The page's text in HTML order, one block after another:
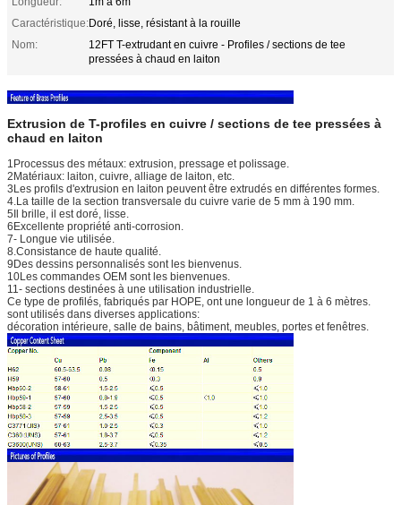
Caractéristique:Doré, lisse, résistant à la rouille
Nom:
12FT T-extrudant en cuivre - Profiles / sections de tee
pressées à chaud en laiton
Extrusion de T-profiles en cuivre / sections de tee pressées à
chaud en laiton
1Processus des métaux: extrusion, pressage et polissage.
2Matériaux: laiton, cuivre, alliage de laiton, etc.
3Les profils d'extrusion en laiton peuvent être extrudés en différentes formes.
4.La taille de la section transversale du cuivre varie de 5 mm à 190 mm.
5Il brille, il est doré, lisse.
6Excellente propriété anti-corrosion.
7- Longue vie utilisée.
8.Consistance de haute qualité.
9Des dessins personnalisés sont les bienvenus.
10Les commandes OEM sont les bienvenues.
11- sections destinées à une utilisation industrielle.
Ce type de profilés, fabriqués par HOPE, ont une longueur de 1 à 6 mètres.
sont utilisés dans diverses applications:
décoration intérieure, salle de bains, bâtiment, meubles, portes et fenêtres.